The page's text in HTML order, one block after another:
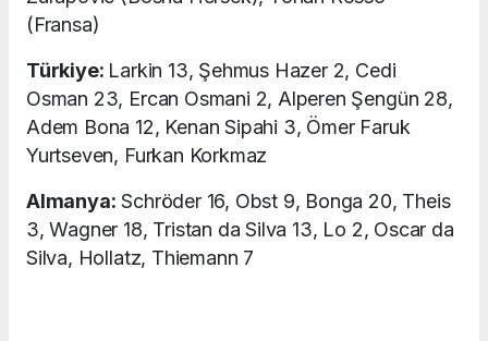
(Fransa)
Türkiye: Larkin 13, Şehmus Hazer 2, Cedi
Osman 23, Ercan Osmani 2, Alperen Şengün 28,
Adem Bona 12, Kenan Sipahi 3, Ömer Faruk
Yurtseven, Furkan Korkmaz
Almanya: Schröder 16, Obst 9, Bonga 20, Theis
3, Wagner 18, Tristan da Silva 13, Lo 2, Oscar da
Silva, Hollatz, Thiemann 7